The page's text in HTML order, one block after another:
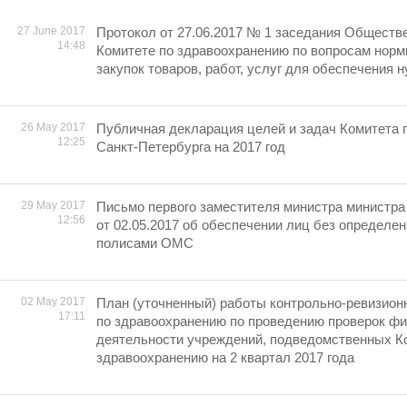
27 June 2017
14:48
Протокол от 27.06.2017 № 1 заседания
Комитете по здравоохранению по вопросам
закупок товаров, работ, услуг для обеспечения
26 May 2017
12:25
Публичная декларация целей и задач Комитета
Санкт-Петербурга на 2017 год
29 May 2017
12:56
Письмо первого заместителя министра
от 02.05.2017 об обеспечении лиц без
полисами ОМС
02 May 2017
17:11
План (уточненный) работы контрольно-
по здравоохранению по проведению проверок
деятельности учреждений, подведомственных
здравоохранению на 2 квартал 2017 года